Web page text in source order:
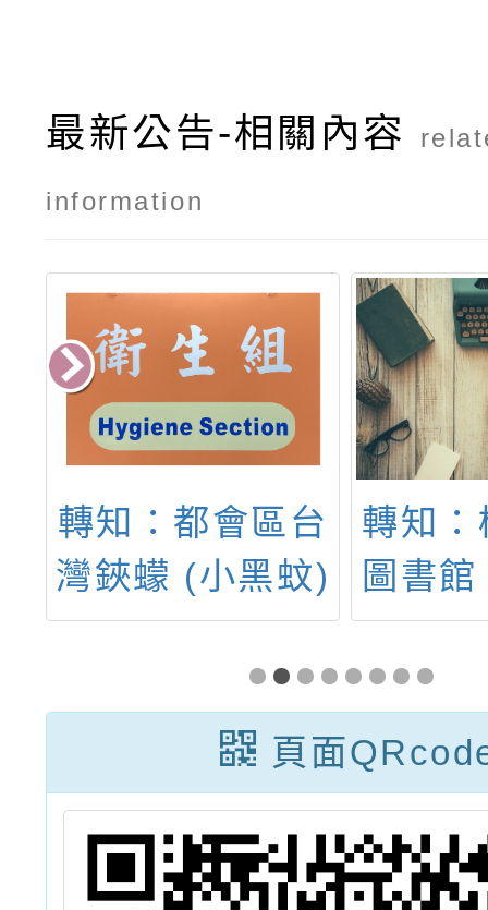
最新公告-相關內容
information
轉知：都會區台
灣鋏蠓 (小黑蚊)
防治實作研習
營，詳如說明。
轉知
圖書
郎—
頁面